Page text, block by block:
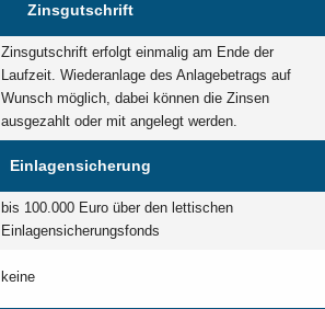
Zinsgutschrift
Zinsgutschrift erfolgt einmalig am Ende der
Laufzeit. Wiederanlage des Anlagebetrags auf
Wunsch möglich, dabei können die Zinsen
ausgezahlt oder mit angelegt werden.
Einlagensicherung
bis 100.000 Euro über den lettischen
Einlagensicherungsfonds
keine